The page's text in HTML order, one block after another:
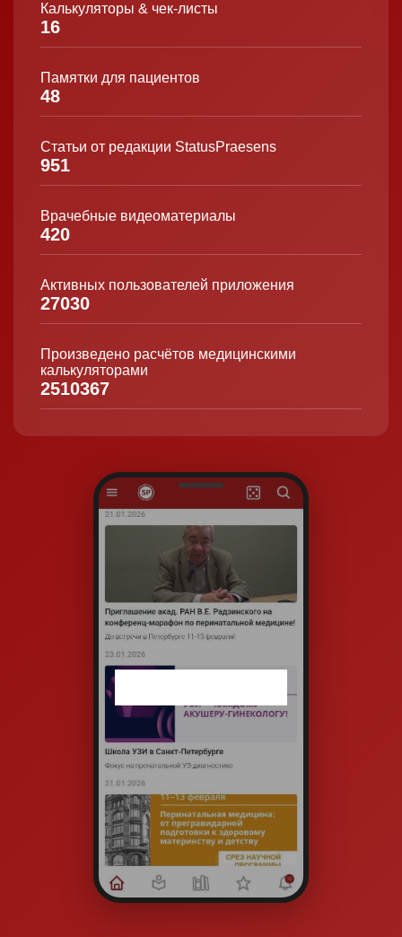
Калькуляторы & чек-листы
16
Памятки для пациентов
48
Статьи от редакции StatusPraesens
951
Врачебные видеоматериалы
420
Активных пользователей приложения
27030
Произведено расчётов медицинскими
калькуляторами
2510367